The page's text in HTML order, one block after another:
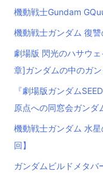
機動戦士Gundam
機動戦士ガンダム 復
劇場版 閃光のハサウ
章]ガンダムの中のガ
『劇場版ガンダム
原点への同窓会ガンダ
機動戦士ガンダム 水
回】
ガンダムビルドメタバ